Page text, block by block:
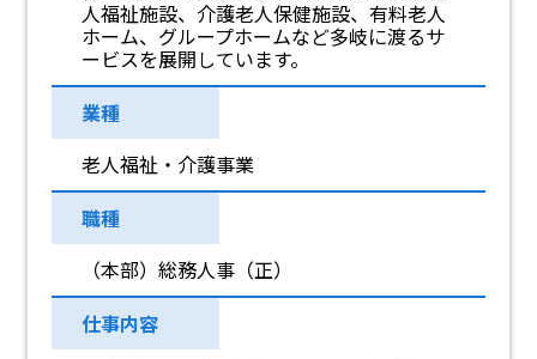
人福祉施設、介護老人保健施設、有料老人
ホーム、グループホームなど多岐に渡るサ
ービスを展開しています。
業種
老人福祉・介護事業
職種
（本部）総務人事（正）
仕事内容